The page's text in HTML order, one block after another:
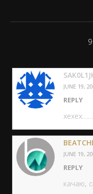
JUNE 19,
REPLY
JUNE 19,
REPLY
качаю,